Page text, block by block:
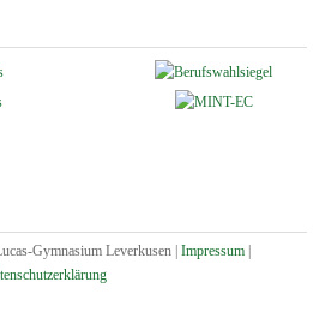
Gymnasium Leverkusen | Impressum